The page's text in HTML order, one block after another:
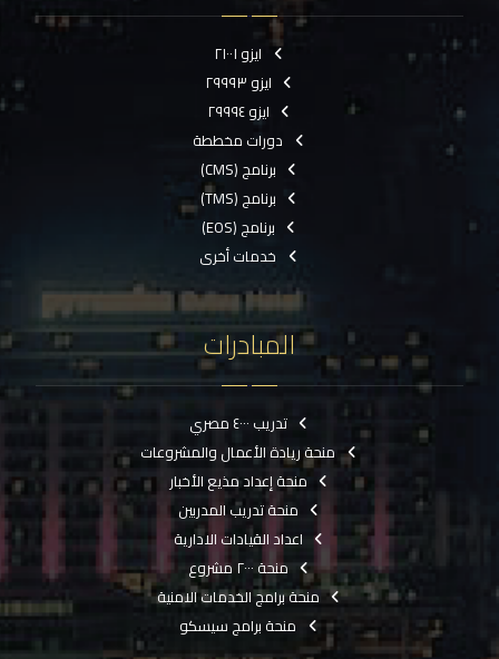
ايزو ٢١٠٠١
ايزو ٢٩٩٩٣
ايزو ٢٩٩٩٤
دورات مخططة
برنامج (CMS)
برنامج (TMS)
برنامج (EOS)
خدمات أخرى
المبادرات
تدريب ٤٠٠٠ مصري
منحة ريادة الأعمال والمشروعات
منحة إعداد مذيع الأخبار
منحة تدريب المدربين
اعداد القيادات الادارية
منحة ٢٠٠٠ مشروع
منحة برامج الخدمات الامنية
منحة برامج سيسكو